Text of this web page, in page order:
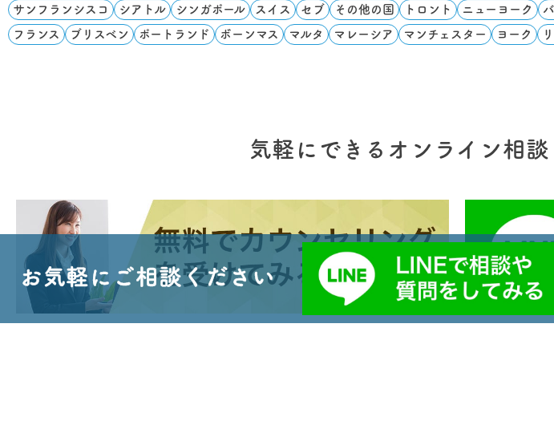
お気軽にご相談ください
サンフランシスコ シアトル シンガポール スイス セブ その他の国 トロント ニューヨーク
フランス ブリスベン ポートランド ボーンマス マルタ マレーシア マンチェスター ヨーク
気軽にできるオンライン相談